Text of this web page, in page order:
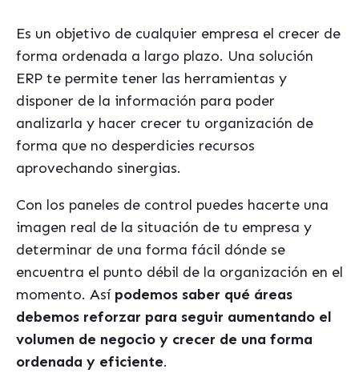
Es un objetivo de cualquier empresa el crecer de
forma ordenada a largo plazo. Una solución
ERP te permite tener las herramientas y
disponer de la información para poder
analizarla y hacer crecer tu organización de
forma que no desperdicies recursos
aprovechando sinergias.
Con los paneles de control puedes hacerte una
imagen real de la situación de tu empresa y
determinar de una forma fácil dónde se
encuentra el punto débil de la organización en el
momento. Así podemos saber qué áreas
debemos reforzar para seguir aumentando el
volumen de negocio y crecer de una forma
ordenada y eficiente.